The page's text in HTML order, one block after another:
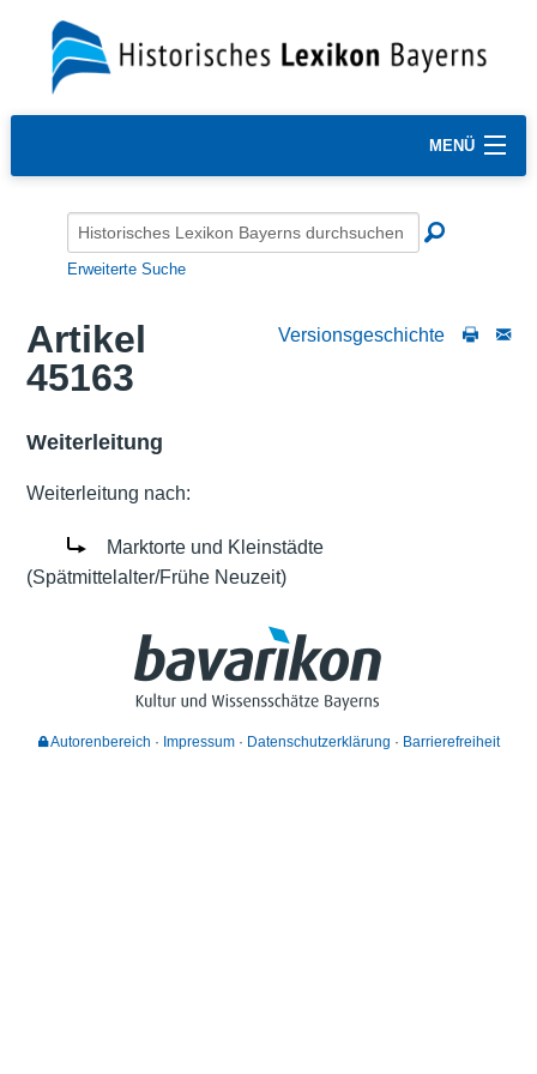
MENÜ
Erweiterte Suche
Versionsgeschichte
Artikel
45163
Weiterleitung
Weiterleitung nach:
Marktorte und Kleinstädte
(Spätmittelalter/Frühe Neuzeit)
Autorenbereich Impressum Datenschutzerklärung Barrierefreiheit